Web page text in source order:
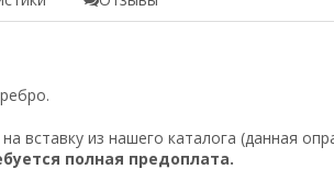
вставкуиз нашего каталога (данная
полная предоплата.